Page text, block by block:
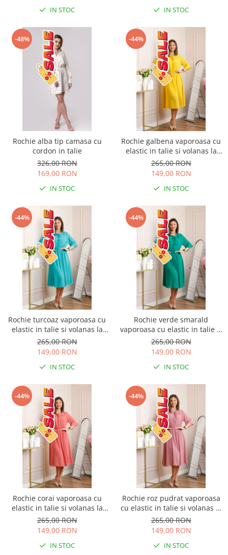
IN STOC IN STOC
-48%
Rochie alba tip camasa cu
cordon in talie
326,00 RON
169,00 RON
IN STOC
-44%
Rochie galbena vaporoasa cu
elastic in talie si volanas la
decolteu Allegra
265,00 RON
149,00 RON
IN STOC
-44%
Rochie turcoaz vaporoasa cu
elastic in talie si volanas la
decolteu Allegra
265,00 RON
149,00 RON
IN STOC
-44%
Rochie verde smarald
vaporoasa cu elastic in talie si
volanas la decolteu Allegra
265,00 RON
149,00 RON
IN STOC
-44%
Rochie corai vaporoasa cu
elastic in talie si volanas la
decolteu Allegra
265,00 RON
149,00 RON
IN STOC
-44%
Rochie roz pudrat vaporoasa
cu elastic in talie si volanas la
decolteu Allegra
265,00 RON
149,00 RON
IN STOC